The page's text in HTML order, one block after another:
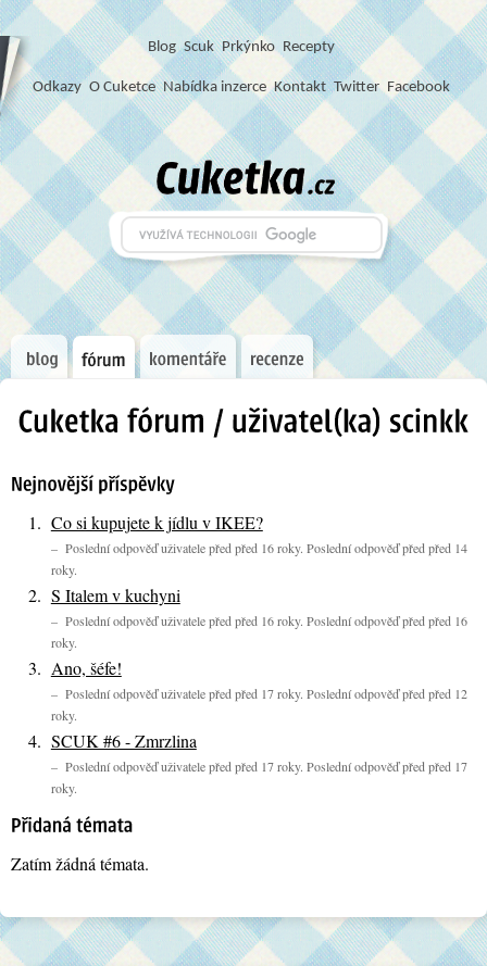
Blog Scuk Prkýnko Recepty
Odkazy O Cuketce Nabídka inzerce Kontakt Twitter Facebook
Co si kupujete k jídlu v IKEE?
– Poslední odpověď uživatele před před 16 roky. Poslední odpověď před před 14
roky.
S Italem v kuchyni
– Poslední odpověď uživatele před před 16 roky. Poslední odpověď před před 16
roky.
Ano, šéfe!
– Poslední odpověď uživatele před před 17 roky. Poslední odpověď před před 12
roky.
SCUK #6 - Zmrzlina
– Poslední odpověď uživatele před před 17 roky. Poslední odpověď před před 17
roky.
Zatím žádná témata.